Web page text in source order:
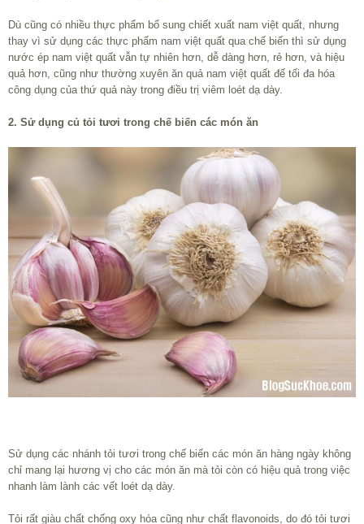
Dù cũng có nhiều thực phẩm bổ sung chiết xuất nam việt quất, nhưng
thay vì sử dụng các thực phẩm nam việt quất qua chế biến thì sử dụng
nước ép nam việt quất vẫn tự nhiên hơn, dễ dàng hơn, rẻ hơn, và hiệu
quả hơn, cũng như thường xuyên ăn quả nam việt quất để tối đa hóa
công dụng của thứ quả này trong điều trị viêm loét dạ dày.
2. Sử dụng củ tỏi tươi trong chế biến các món ăn
Sử dụng các nhánh tỏi tươi trong chế biến các món ăn hàng ngày không
chỉ mang lại hương vị cho các món ăn mà tỏi còn có hiệu quả trong việc
nhanh làm lành các vết loét dạ dày.
Tỏi rất giàu chất chống oxy hóa cũng như chất flavonoids, do đó tỏi tươi